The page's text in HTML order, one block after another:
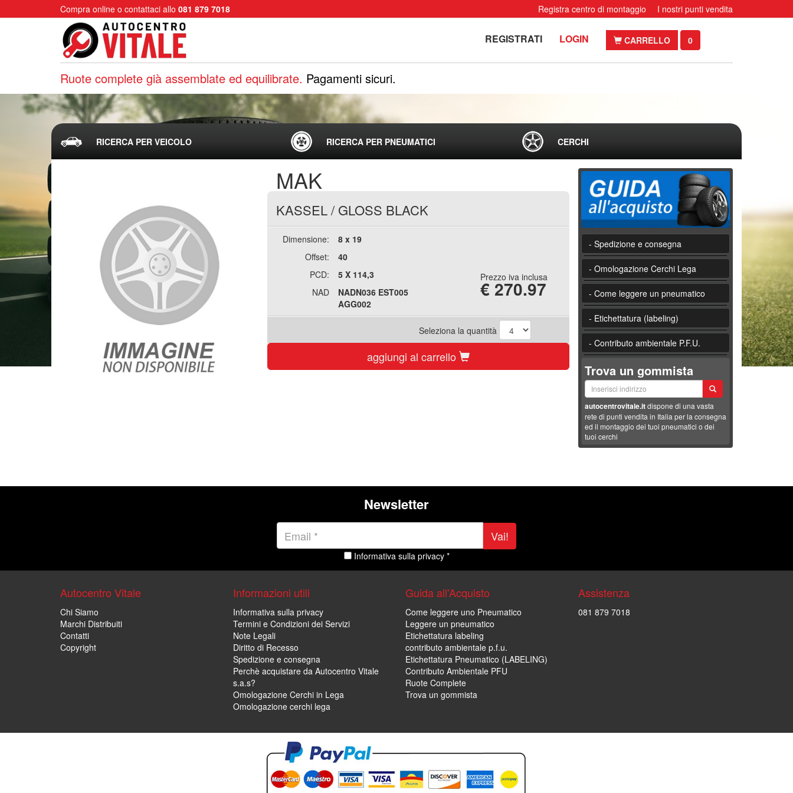
Compra online o contattaci allo 081 879 7018 Registra centro di montaggio I nostri punti vendita
REGISTRATI LOGIN CARRELLO 0
Ruote complete già assemblate ed equilibrate. Pagamenti sicuri.
RICERCA PER VEICOLO RICERCA PER PNEUMATICI CERCHI
MAK
KASSEL/ GLOSS BLACK
Dimensione:
8 x 19
Offset:
40
PCD:
5 X 114,3
NAD
NADN036 EST005
AGG002
Prezzo iva inclusa
€ 270.97
Seleziona la quantità
aggiungi al carrello
- Spedizione e consegna
- Omologazione Cerchi Lega
- Come leggere un pneumatico
- Etichettatura (labeling)
- Contributo ambientale P.F.U.
Trova un gommista
autocentrovitale.itdispone di una vasta
rete di punti vendita in Italia per la consegna
ed il montaggio dei tuoi pneumatici o dei
tuoi cerchi
Newsletter
Vai!
Informativa sulla privacy *
Autocentro Vitale
Chi Siamo
Marchi Distribuiti
Contatti
Copyright
Informazioni utili
Informativa sulla privacy
Termini e Condizioni dei Servizi
Note Legali
Diritto di Recesso
Spedizione e consegna
Perchè acquistare da Autocentro Vitale
s.a.s?
Omologazione Cerchi in Lega
Omologazione cerchi lega
Guida all'Acquisto
Come leggere uno Pneumatico
Leggere un pneumatico
Etichettatura labeling
contributo ambientale p.f.u.
Etichettatura Pneumatico (LABELING)
Contributo Ambientale PFU
Ruote Complete
Trova un gommista
Assistenza
081 879 7018